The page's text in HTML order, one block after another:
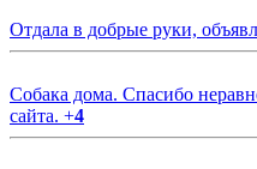
Отдала в добрые руки,
Собака дома. Спасибо
сайта. +4